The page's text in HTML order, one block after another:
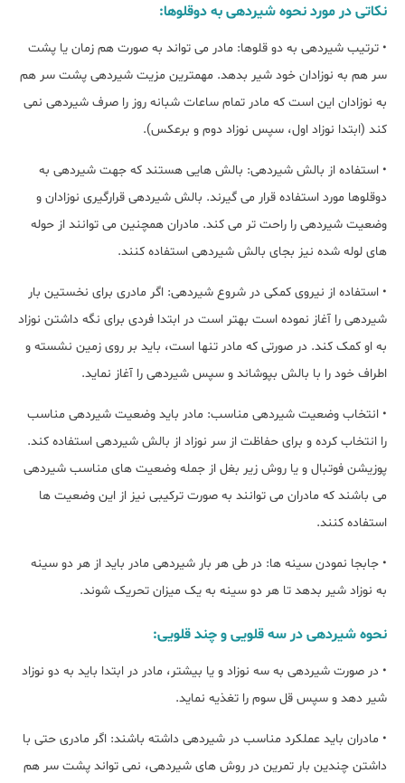
نکاتی در مورد نحوه شیردهی به دوقلوها:
• ترتیب شیردهی به دو قلوها: مادر می تواند به صورت هم زمان یا پشت
سر هم به نوزادان خود شیر بدهد. مهمترین مزیت شیردهی پشت سر هم
به نوزادان این است که مادر تمام ساعات شبانه روز را صرف شیردهی نمی
کند (ابتدا نوزاد اول، سپس نوزاد دوم و برعکس).
• استفاده از بالش شیردهی: بالش هایی هستند که جهت شیردهی به
دوقلوها مورد استفاده قرار می گیرند. بالش شیردهی قرارگیری نوزادان و
وضعیت شیردهی را راحت تر می کند. مادران همچنین می توانند از حوله
های لوله شده نیز بجای بالش شیردهی استفاده کنند.
• استفاده از نیروی کمکی در شروع شیردهی: اگر مادری برای نخستین بار
شیردهی را آغاز نموده است بهتر است در ابتدا فردی برای نگه داشتن نوزاد
به او کمک کند. در صورتی که مادر تنها است، باید بر روی زمین نشسته و
اطراف خود را با بالش بپوشاند و سپس شیردهی را آغاز نماید.
• انتخاب وضعیت شیردهی مناسب: مادر باید وضعیت شیردهی مناسب
را انتخاب کرده و برای حفاظت از سر نوزاد از بالش شیردهی استفاده کند.
پوزیشن فوتبال و یا روش زیر بغل از جمله وضعیت های مناسب شیردهی
می باشند که مادران می توانند به صورت ترکیبی نیز از این وضعیت ها
استفاده کنند.
• جابجا نمودن سینه ها: در طی هر بار شیردهی مادر باید از هر دو سینه
به نوزاد شیر بدهد تا هر دو سینه به یک میزان تحریک شوند.
نحوه شیردهی در سه قلویی و چند قلویی:
• در صورت شیردهی به سه نوزاد و یا بیشتر، مادر در ابتدا باید به دو نوزاد
شیر دهد و سپس قل سوم را تغذیه نماید.
• مادران باید عملکرد مناسب در شیردهی داشته باشند: اگر مادری حتی با
داشتن چندین بار تمرین در روش های شیردهی، نمی تواند پشت سر هم